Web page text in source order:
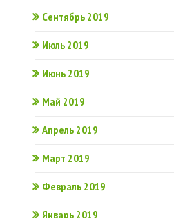
Сентябрь 2019
Июль 2019
Июнь 2019
Май 2019
Апрель 2019
Март 2019
Февраль 2019
Январь 2019